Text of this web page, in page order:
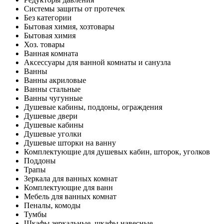
Системы защиты от протечек
Без категории
Бытовая химия, хозтовары
Бытовая химия
Хоз. товары
Ванная комната
Аксессуары для ванной комнаты и санузла
Ванны
Ванны акриловые
Ванны стальные
Ванны чугунные
Душевые кабины, поддоны, ограждения
Душевые двери
Душевые кабины
Душевые уголки
Душевые шторки на ванну
Комплектующие для душевых кабин, шторок, уголков
Поддоны
Трапы
Зеркала для ванных комнат
Комплектующие для ванн
Мебель для ванных комнат
Пеналы, комоды
Тумбы